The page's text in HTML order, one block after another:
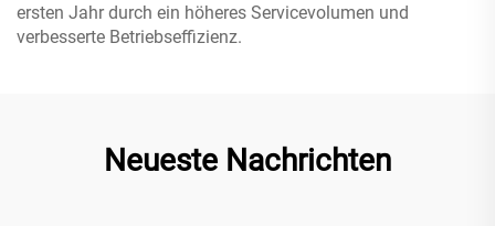
ersten Jahr durch ein höheres Servicevolumen und
verbesserte Betriebseffizienz.
Neueste Nachrichten